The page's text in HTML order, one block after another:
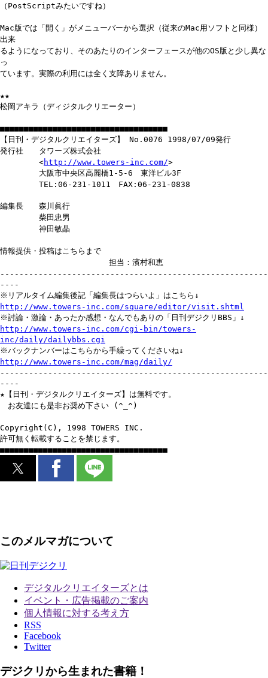
（PostScriptみたいですね）
Mac版では「開く」がメニューバーから選択（従来のMac用ソフトと同様）
出来
るようになっており、そのあたりのインターフェースが他のOS版と少し異な
っ
ています。実際の利用には全く支障ありません。
★★
松岡アキラ（ディジタルクリエーター）
■■■■■■■■■■■■■■■■■■■■■■■■■■■■■■■■■■■
【日刊・デジタルクリエイターズ】 No.0076 1998/07/09発行
発行社 タワーズ株式会社
<http://www.towers-inc.com/>
大阪市中央区高麗橋1-5-6 東洋ビル3F
TEL:06-231-1011 FAX:06-231-0838
編集長 森川眞行
柴田忠男
神田敏晶
情報提供・投稿はこちらまで
担当：濱村和恵
--------------------------------------------------------
----
※リアルタイム編集後記「編集長はつらいよ」はこちら↓
http://www.towers-inc.com/square/editor/visit.shtml
※討論・激論・あったか感想・なんでもありの「日刊デジクリBBS」↓
http://www.towers-inc.com/cgi-bin/towers-
inc/daily/dailybbs.cgi
※バックナンバーはこちらから手繰ってくださいね↓
http://www.towers-inc.com/mag/daily/
--------------------------------------------------------
----
★【日刊・デジタルクリエイターズ】は無料です。
お友達にも是非お奨め下さい (^_^)
Copyright(C), 1998 TOWERS INC.
許可無く転載することを禁じます。
■■■■■■■■■■■■■■■■■■■■■■■■■■■■■■■■■■■
このメルマガについて
デジタルクリエイターズとは
イベント・広告掲載のご案内
個人情報に対する考え方
RSS
Facebook
Twitter
デジクリから生まれた書籍！